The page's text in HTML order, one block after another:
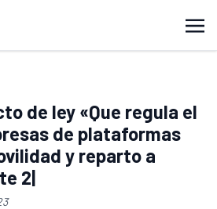
de ley «Que regula el
de plataformas
y reparto a
2|